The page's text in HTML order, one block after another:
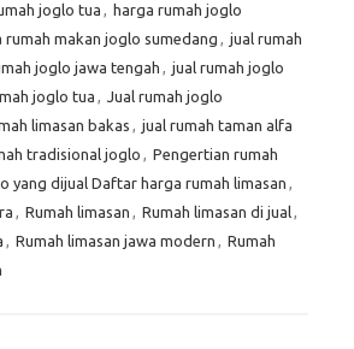
joglo tua , harga rumah joglo
rumah makan joglo sumedang , jual rumah
joglo jawa tengah , jual rumah joglo
joglo tua , Jual rumah joglo
limasan bakas , jual rumah taman alfa
tradisional joglo , Pengertian rumah
yang dijual Daftar harga rumah limasan ,
, Rumah limasan , Rumah limasan di jual,
, Rumah limasan jawa modern , Rumah